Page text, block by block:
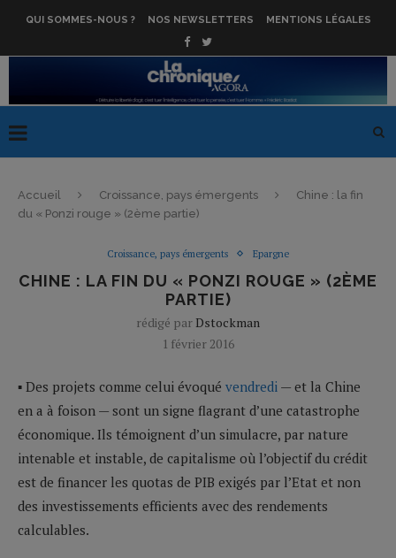
QUI SOMMES-NOUS ? NOS NEWSLETTERS MENTIONS LÉGALES
Accueil Croissance, pays émergents
Chine : la fin
du « Ponzi rouge » (2ème partie)
Croissance, pays émergents Epargne
CHINE : LA FIN DU « PONZI ROUGE » (2ÈME
PARTIE)
rédigé parDstockman
1 février 2016
▪ Des projets comme celui évoqué vendredi — et la Chine
en a à foison — sont un signe flagrant d’une catastrophe
économique. Ils témoignent d’un simulacre, par nature
intenable et instable, de capitalisme où l’objectif du crédit
est de financer les quotas de PIB exigés par l’Etat et non
des investissements efficients avec des rendements
calculables.